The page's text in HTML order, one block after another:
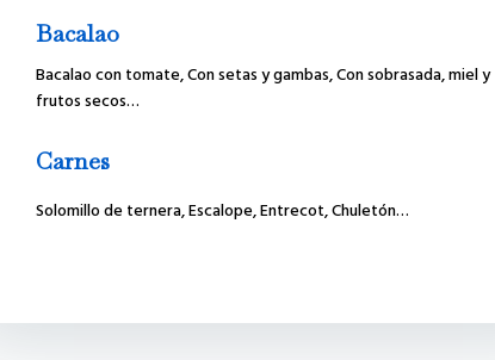
Bacalao
Bacalao con tomate, Con setas y gambas, Con sobrasada, miel y
frutos secos…
Carnes
Solomillo de ternera, Escalope, Entrecot, Chuletón…